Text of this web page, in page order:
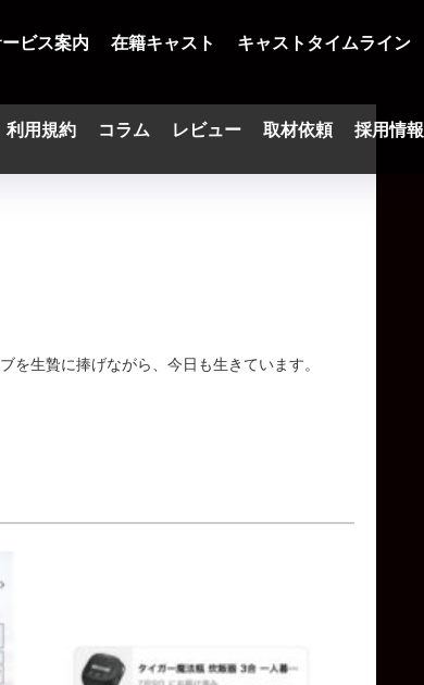
ビス案内 在籍キャスト キャストタイムライン
利用規約 コラム レビュー 取材依頼 採用情報
を生贄に捧げながら、今日も生きています。